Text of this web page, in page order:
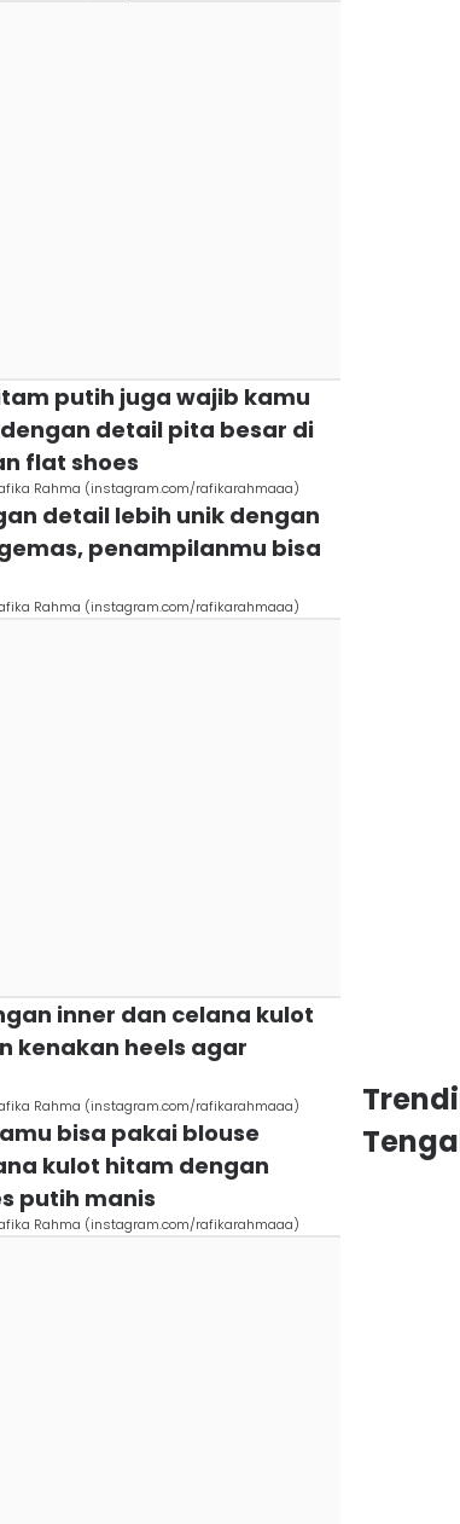
putih juga wajib kamu
detail pita besar di
flat shoes
Rahma (instagram.com/rafikarahmaaa)
detail lebih unik dengan
penampilanmu bisa
Rahma (instagram.com/rafikarahmaaa)
inner dan celana kulot
kenakan heels agar
Rahma (instagram.com/rafikarahmaaa)
bisa pakai blouse
kulot hitam dengan
putih manis
Rahma (instagram.com/rafikarahmaaa)